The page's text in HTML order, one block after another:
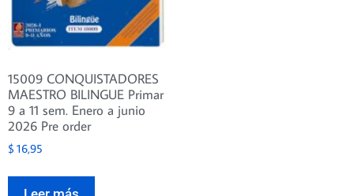
15009 CONQUISTADORES
MAESTRO BILINGUE Primar
9 a 11 sem. Enero a junio
2026 Pre order
$ 16,95